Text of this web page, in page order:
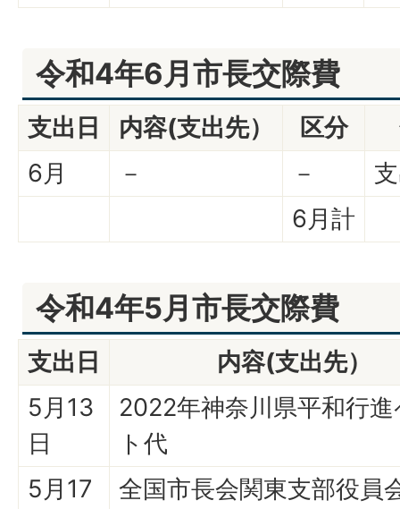
令和4年6月市長交際費
支出日 内容(支出先） 区分
6月
－ －
6月計
令和4年5月市長交際費
支出日
内容(支出先）
5月13
日
2022年神奈川県平和行
ト代
5月17
全国市長会関東支部役員